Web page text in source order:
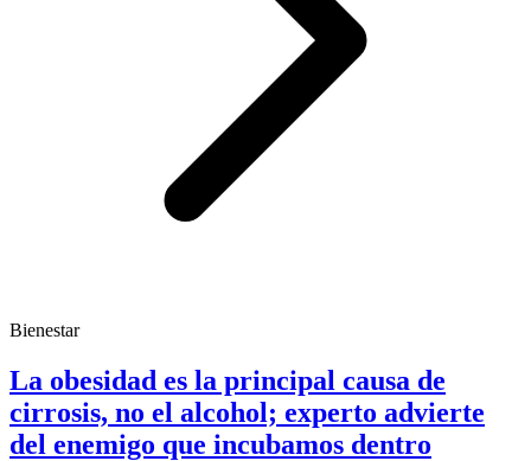
Bienestar
La obesidad es la principal causa de
cirrosis, no el alcohol; experto advierte
del enemigo que incubamos dentro